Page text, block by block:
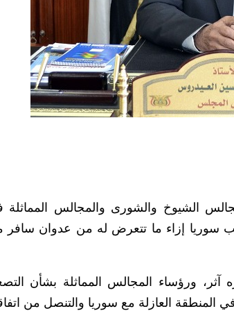
الشيوخ والشورى والمجالس المماثلة
سوريا إزاء ما تتعرض له من عدوان سافر
ورؤساء المجالس المماثلة بشأن
المنطقة العازلة مع سوريا والتنصل من